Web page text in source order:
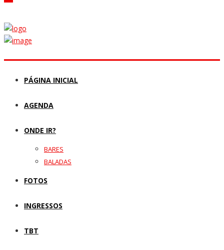
PÁGINA INICIAL
AGENDA
ONDE IR?
BARES
BALADAS
FOTOS
INGRESSOS
TBT